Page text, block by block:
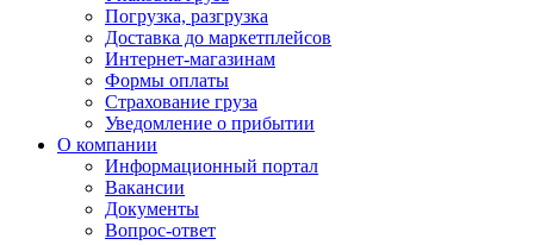
Погрузка, разгрузка
Доставка до маркетплейсов
Интернет-магазинам
Формы оплаты
Страхование груза
Уведомление о прибытии
О компании
Информационный портал
Вакансии
Документы
Вопрос-ответ